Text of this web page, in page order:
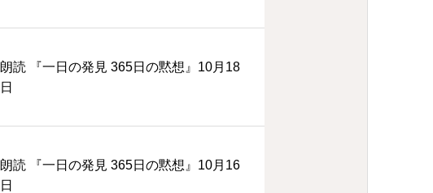
朗読 『一日の発見 365日の黙想』10月18
日
朗読 『一日の発見 365日の黙想』10月16
日